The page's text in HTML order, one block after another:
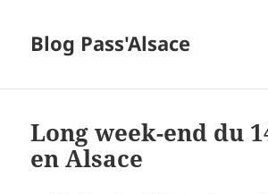
Blog Pass'Alsace
Long week-end du
en Alsace